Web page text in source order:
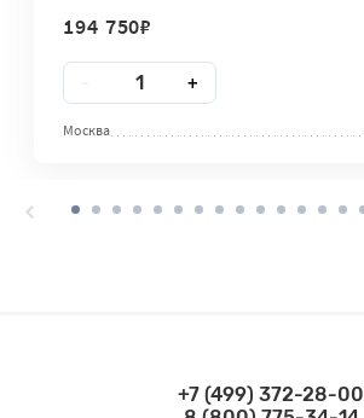
194 750₽
Количество +
Москва
Связаться по телефонам
+7 (499) 372-28-00